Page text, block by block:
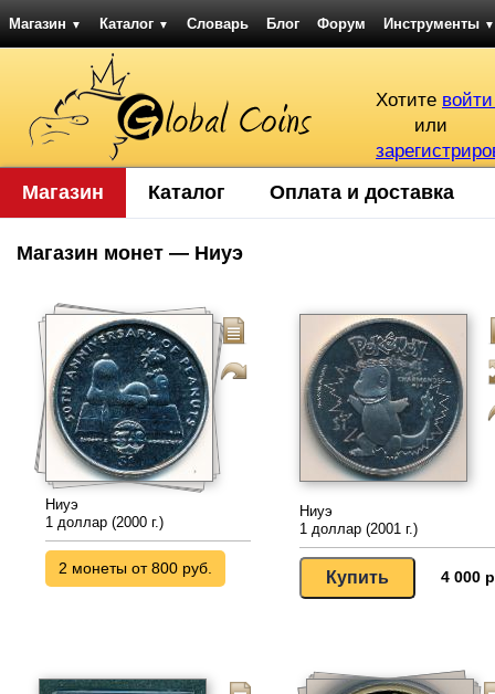
Магазин ▼ Каталог ▼ Словарь Блог Форум Инструменты ▼
Хотите
или
Магазин Каталог Оплата и доставка
Магазин монет — Ниуэ
Ниуэ
1 доллар (2000 г.)
2 монеты от 800 руб.
Ниуэ
1 доллар (2001 г.)
4 000